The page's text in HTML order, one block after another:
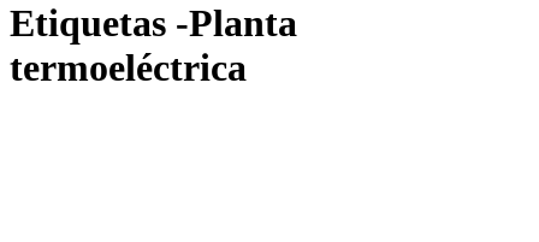
Etiquetas -Planta
termoeléctrica